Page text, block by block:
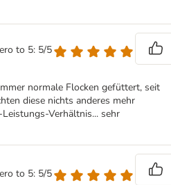
to 5: 5/5
normale Flocken gefüttert, seit
diese nichts anderes mehr
Verhältnis... sehr
to 5: 5/5